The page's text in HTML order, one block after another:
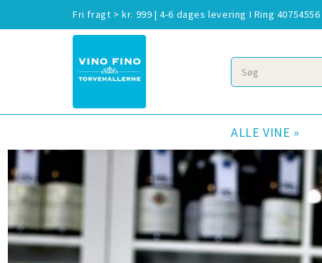
Fri fragt > kr. 999 | 4-6 dages levering I Ring 40754556
Søg
ALLE VINE »